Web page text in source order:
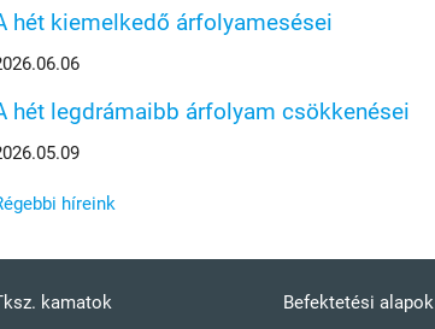
hét kiemelkedő árfolyamesései
hét legdrámaibb árfolyam csökkenései
híreink
kamatok
Befektetési alapok